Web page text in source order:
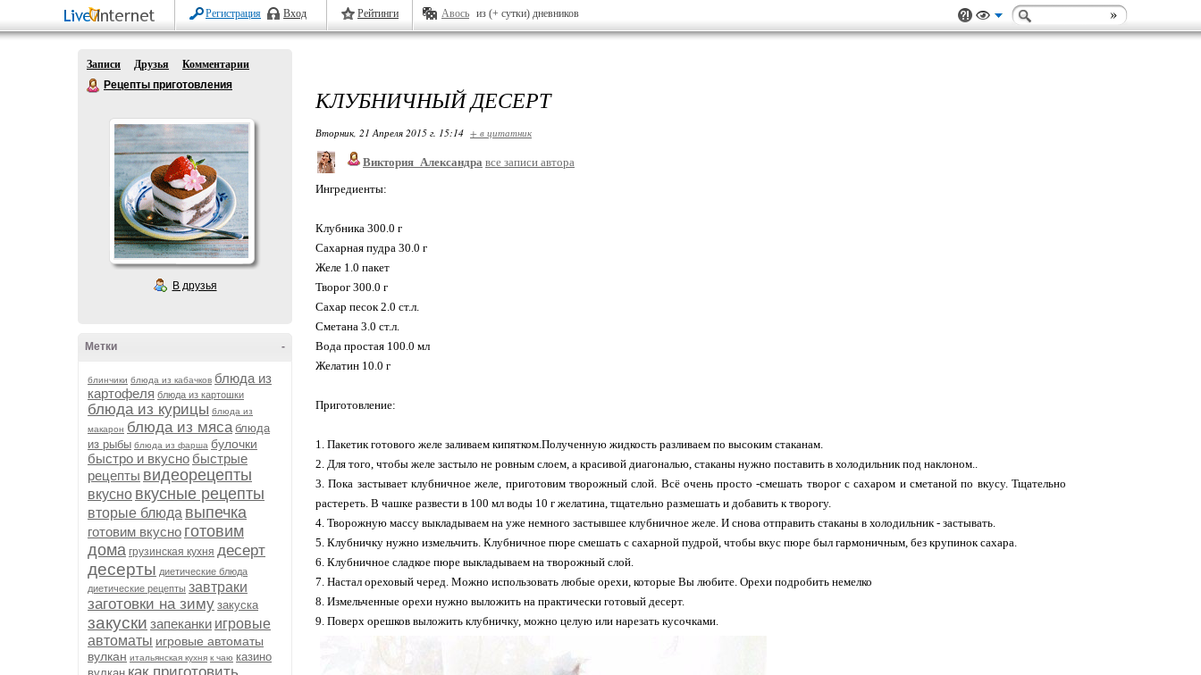
Регистрация Вход Рейтинги Авось из (+ сутки) дневников
Записи Друзья
Комментарии
Рецепты приготовления
В друзья
-
Метки
блинчики блюда из кабачков блюда из
картофеля блюда из картошки
блюда из курицы блюда из
макарон блюда из мяса блюда
из рыбы блюда из фарша булочки
быстро и вкусно быстрые
рецепты видеорецепты
вкусно вкусные рецепты
вторые блюда выпечка
готовим вкусно готовим
дома грузинская кухня десерт
десерты диетические блюда
диетические рецепты завтраки
заготовки на зиму закуска
закуски запеканки игровые
автоматы игровые автоматы
вулкан итальянская кухня к чаю казино
КЛУБНИЧНЫЙ ДЕСЕРТ
Вторник, 21 Апреля 2015 г. 15:14 + в цитатник
Виктория_Александра все записи автора
Ингредиенты:
Клубника 300.0 г
Сахарная пудра 30.0 г
Желе 1.0 пакет
Творог 300.0 г
Сахар песок 2.0 ст.л.
Сметана 3.0 ст.л.
Вода простая 100.0 мл
Желатин 10.0 г
Приготовление:
1. Пакетик готового желе заливаем кипятком.Полученную жидкость разливаем по высоким стаканам.
2. Для того, чтобы желе застыло не ровным слоем, а красивой диагональю, стаканы нужно поставить в холодильник под наклоном..
3. Пока застывает клубничное желе, приготовим творожный слой. Всё очень просто -смешать творог с сахаром и сметаной по вкусу. Тщательно
растереть. В чашке развести в 100 мл воды 10 г желатина, тщательно размешать и добавить к творогу.
4. Творожную массу выкладываем на уже немного застывшее клубничное желе. И снова отправить стаканы в холодильник - застывать.
5. Клубничку нужно измельчить. Клубничное пюре смешать с сахарной пудрой, чтобы вкус пюре был гармоничным, без крупинок сахара.
6. Клубничное сладкое пюре выкладываем на творожный слой.
7. Настал ореховый черед. Можно использовать любые орехи, которые Вы любите. Орехи подробить немелко
8. Измельченные орехи нужно выложить на практически готовый десерт.
9. Поверх орешков выложить клубничку, можно целую или нарезать кусочками.